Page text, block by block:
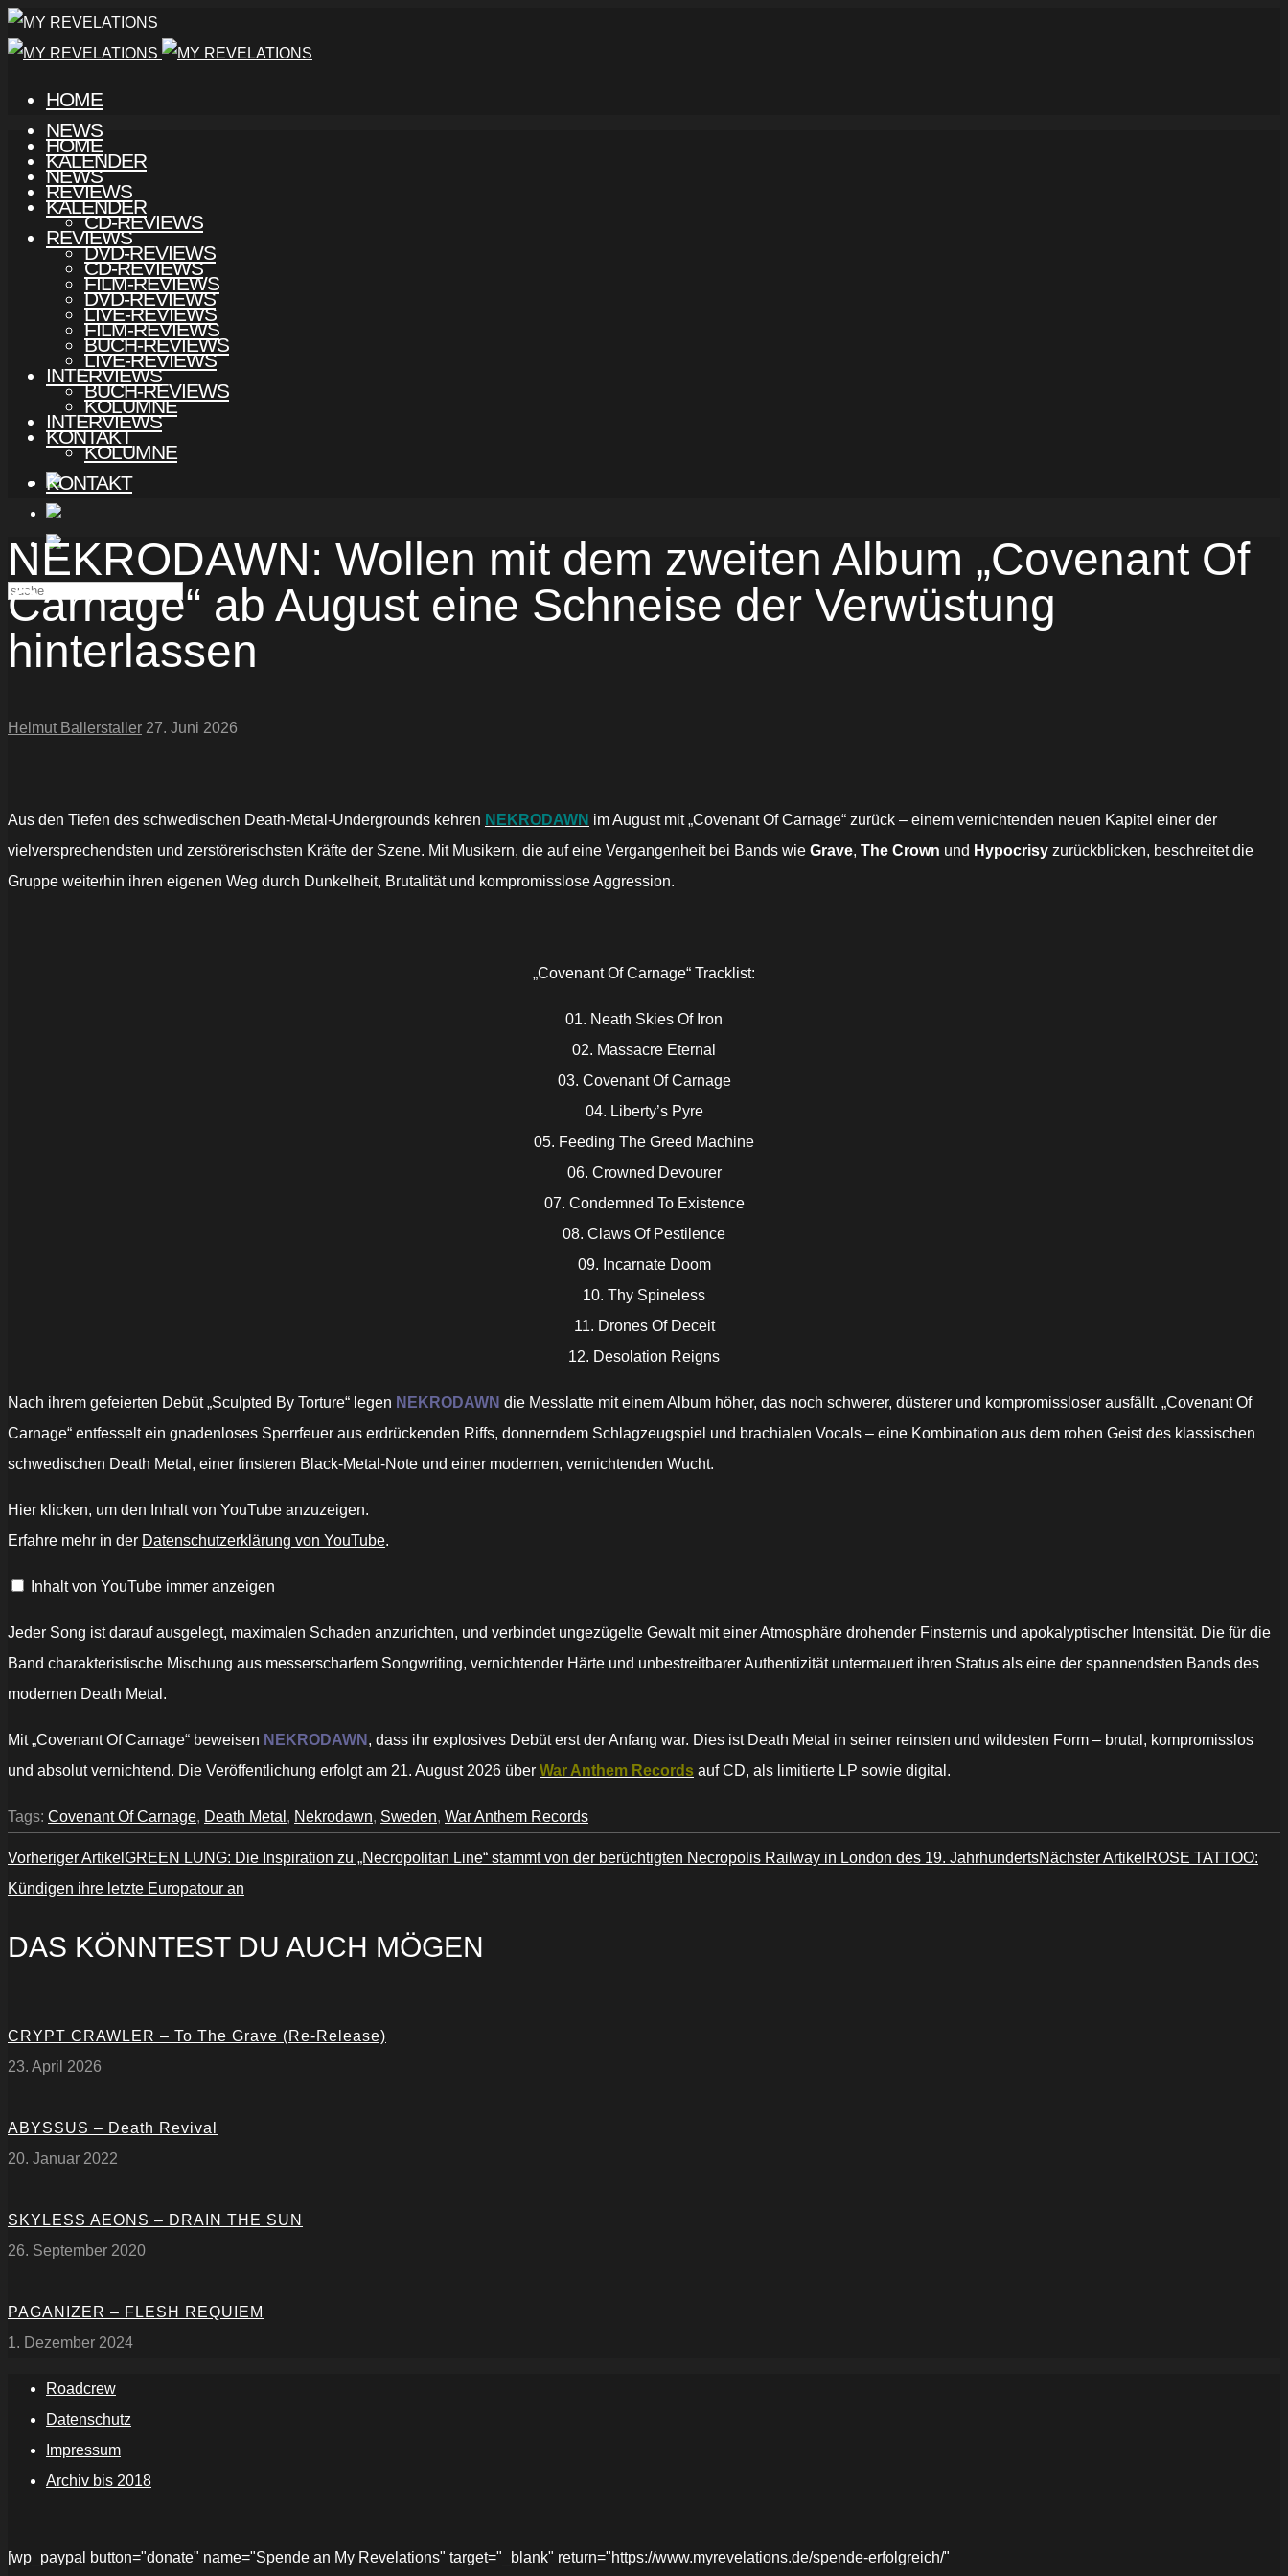
HOME
NEWS
KALENDER
REVIEWS
CD-REVIEWS
DVD-REVIEWS
FILM-REVIEWS
LIVE-REVIEWS
BUCH-REVIEWS
INTERVIEWS
KOLUMNE
KONTAKT
HOME
NEWS
KALENDER
REVIEWS
CD-REVIEWS
DVD-REVIEWS
FILM-REVIEWS
LIVE-REVIEWS
BUCH-REVIEWS
INTERVIEWS
KOLUMNE
KONTAKT
NEKRODAWN: Wollen mit dem zweiten Album „Covenant Of
Carnage“ ab August eine Schneise der Verwüstung
hinterlassen
Helmut Ballerstaller 27. Juni 2026
Aus den Tiefen des schwedischen Death-Metal-Undergrounds kehren NEKRODAWN im August mit „Covenant Of Carnage“ zurück – einem vernichtenden neuen Kapitel einer der
vielversprechendsten und zerstörerischsten Kräfte der Szene. Mit Musikern, die auf eine Vergangenheit bei Bands wie Grave, The Crown und Hypocrisy zurückblicken, beschreitet die
Gruppe weiterhin ihren eigenen Weg durch Dunkelheit, Brutalität und kompromisslose Aggression.
„Covenant Of Carnage“ Tracklist:
01. Neath Skies Of Iron
02. Massacre Eternal
03. Covenant Of Carnage
04. Liberty’s Pyre
05. Feeding The Greed Machine
06. Crowned Devourer
07. Condemned To Existence
08. Claws Of Pestilence
09. Incarnate Doom
10. Thy Spineless
11. Drones Of Deceit
12. Desolation Reigns
Nach ihrem gefeierten Debüt „Sculpted By Torture“ legen NEKRODAWN die Messlatte mit einem Album höher, das noch schwerer, düsterer und kompromissloser ausfällt. „Covenant Of
Carnage“ entfesselt ein gnadenloses Sperrfeuer aus erdrückenden Riffs, donnerndem Schlagzeugspiel und brachialen Vocals – eine Kombination aus dem rohen Geist des klassischen
schwedischen Death Metal, einer finsteren Black-Metal-Note und einer modernen, vernichtenden Wucht.
„NEKRODAWN
"Neath
Of
official
von
anzeigen
Hier klicken, um den Inhalt von YouTube anzuzeigen.
Erfahre mehr in der Datenschutzerklärung von YouTube.
Inhalt von YouTube immer anzeigen
Jeder Song ist darauf ausgelegt, maximalen Schaden anzurichten, und verbindet ungezügelte Gewalt mit einer Atmosphäre drohender Finsternis und apokalyptischer Intensität. Die für die
Band charakteristische Mischung aus messerscharfem Songwriting, vernichtender Härte und unbestreitbarer Authentizität untermauert ihren Status als eine der spannendsten Bands des
modernen Death Metal.
Mit „Covenant Of Carnage“ beweisen NEKRODAWN , dass ihr explosives Debüt erst der Anfang war. Dies ist Death Metal in seiner reinsten und wildesten Form – brutal, kompromisslos
und absolut vernichtend. Die Veröffentlichung erfolgt am 21. August 2026 über War Anthem Records auf CD, als limitierte LP sowie digital.
Tags: Covenant Of Carnage, Death Metal , Nekrodawn, Sweden, War Anthem Records
Vorheriger Artikel GREEN LUNG: Die Inspiration zu „Necropolitan Line“ stammt von der berüchtigten Necropolis Railway in London des 19. JahrhundertsNächster Artikel ROSE TATTOO:
Kündigen ihre letzte Europatour an
DAS KÖNNTEST DU AUCH MÖGEN
CRYPT CRAWLER – To The Grave (Re-Release)
23. April 2026
ABYSSUS – Death Revival
20. Januar 2022
SKYLESS AEONS – DRAIN THE SUN
26. September 2020
PAGANIZER – FLESH REQUIEM
1. Dezember 2024
Roadcrew
Datenschutz
Impressum
Archiv bis 2018
[wp_paypal button="donate" name="Spende an My Revelations" target="_blank" return="https://www.myrevelations.de/spende-erfolgreich/"